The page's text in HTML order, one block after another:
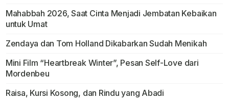
Mahabbah 2026, Saat Cinta Menjadi Jembatan Kebaikan
untuk Umat
Zendaya dan Tom Holland Dikabarkan Sudah Menikah
Mini Film “Heartbreak Winter”, Pesan Self-Love dari
Mordenbeu
Raisa, Kursi Kosong, dan Rindu yang Abadi